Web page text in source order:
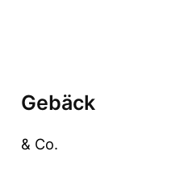
Gebäck
& Co.